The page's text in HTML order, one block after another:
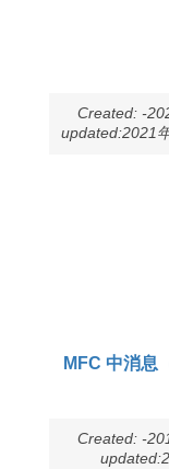
Created: -
updated:2021
MFC 中消息
Created: -